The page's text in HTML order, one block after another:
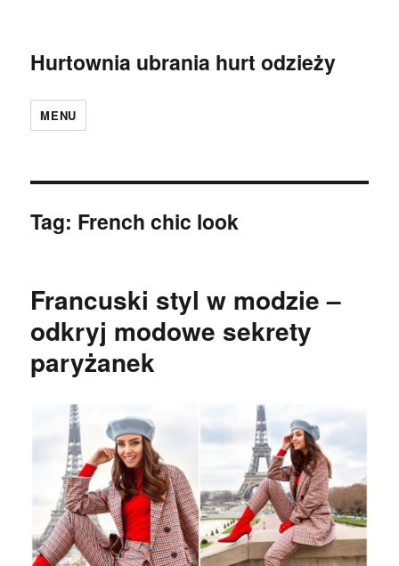
Hurtownia ubrania hurt odzieży
MENU
Tag: French chic look
Francuski styl w modzie –
odkryj modowe sekrety
paryżanek